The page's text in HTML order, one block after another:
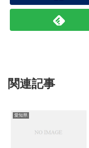
関連記事
愛知県